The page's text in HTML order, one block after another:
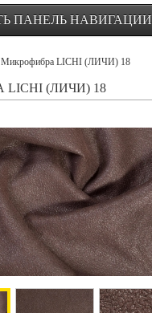
ПАНЕЛЬ НАВИГАЦИИ
Микрофибра LICHI (ЛИЧИ) 18
(ЛИЧИ) 18